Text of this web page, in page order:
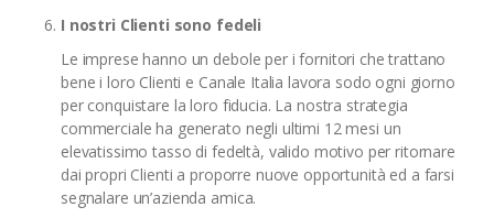
I nostri Clienti sono fedeli
Le imprese hanno un debole per i fornitori che trattano
bene i loro Clienti e Canale Italia lavora sodo ogni giorno
per conquistare la loro fiducia. La nostra strategia
commerciale ha generato negli ultimi 12 mesi un
elevatissimo tasso di fedeltà, valido motivo per ritornare
dai propri Clienti a proporre nuove opportunità ed a farsi
segnalare un’azienda amica.